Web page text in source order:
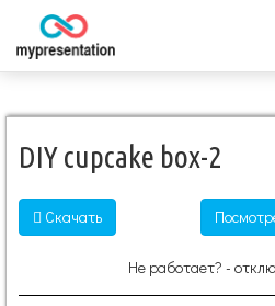
DIY cupcake box-2
Скачать
Не работает? -